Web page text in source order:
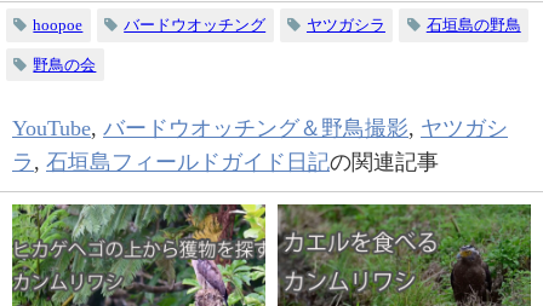
hoopoe バードウオッチング ヤツガシラ 石垣島の野鳥
野鳥の会
YouTube, バードウオッチング＆野鳥撮影, ヤツガシ
ラ , 石垣島フィールドガイド日記の関連記事